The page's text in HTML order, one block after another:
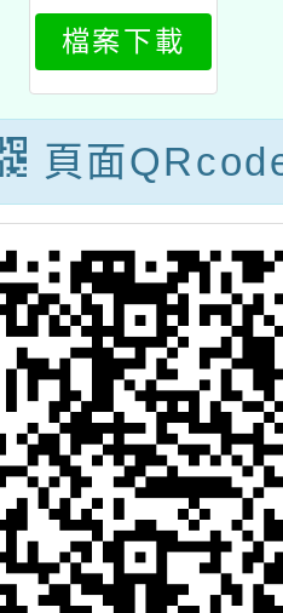
檔案下載
頁面